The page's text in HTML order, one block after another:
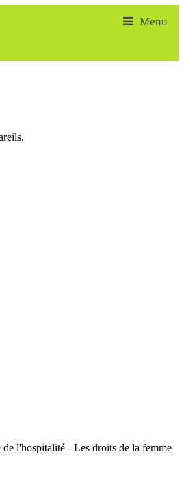
l'hospitalité - Les droits de la femme